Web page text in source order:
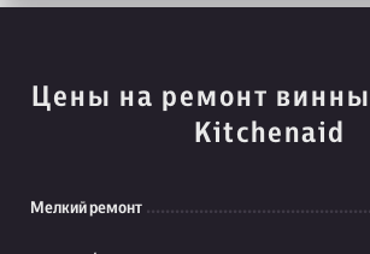
Цены на ремонт
Kitchenaid
Мелкий ремонт